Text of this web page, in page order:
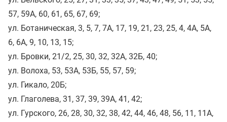
57, 59А, 60, 61, 65, 67, 69;
ул. Ботаническая, 3, 5, 7, 7А, 17, 19, 21, 23, 25, 4, 4А, 5А,
6, 6А, 9, 10, 13, 15;
ул. Бровки, 21/2, 25, 30, 32, 32А, 32Б, 40;
ул. Волоха, 53, 53А, 53Б, 55, 57, 59;
ул. Гикало, 20Б;
ул. Глаголева, 31, 37, 39, 39А, 41, 42;
ул. Гурского, 26, 28, 30, 32, 38, 42, 44, 46, 48, 56, 11, 11А,